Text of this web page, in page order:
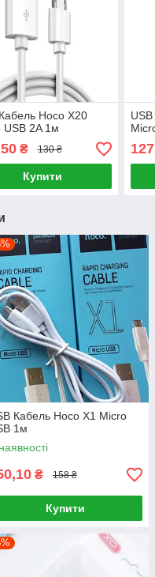
Hoco X20
USB 2A 1м
₴ 130 ₴
Купити
Кабель Hoco X1 Micro
1м
₴ 158 ₴
Купити